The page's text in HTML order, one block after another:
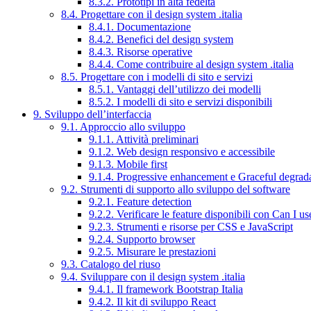
8.4. Progettare con il design system .italia
8.4.1. Documentazione
8.4.2. Benefici del design system
8.4.3. Risorse operative
8.4.4. Come contribuire al design system .italia
8.5. Progettare con i modelli di sito e servizi
8.5.1. Vantaggi dell’utilizzo dei modelli
8.5.2. I modelli di sito e servizi disponibili
9. Sviluppo dell’interfaccia
9.1. Approccio allo sviluppo
9.1.1. Attività preliminari
9.1.2. Web design responsivo e accessibile
9.1.3. Mobile first
9.1.4. Progressive enhancement e Graceful
9.2. Strumenti di supporto allo sviluppo del software
9.2.1. Feature detection
9.2.2. Verificare le feature disponibili con Can I
9.2.3. Strumenti e risorse per CSS e JavaScript
9.2.4. Supporto browser
9.2.5. Misurare le prestazioni
9.3. Catalogo del riuso
9.4. Sviluppare con il design system .italia
9.4.1. Il framework Bootstrap Italia
9.4.2. Il kit di sviluppo React